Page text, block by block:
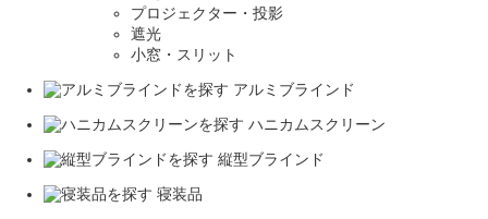
プロジェクター・投影
遮光
小窓・スリット
アルミブラインド
ハニカムスクリーン
縦型ブラインド
寝装品